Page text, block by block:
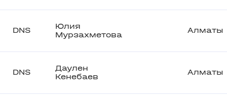
DNS
Юлия
Мурзахметова
Алматы
DNS
Даулен
Кенебаев
Алматы